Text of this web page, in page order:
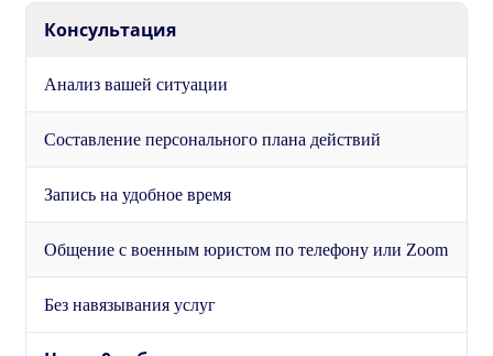
Консультация
Анализ вашей ситуации
Составление персонального плана действий
Запись на удобное время
Общение с военным юристом по телефону или Zoom
Без навязывания услуг